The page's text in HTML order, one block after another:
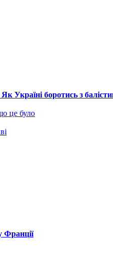
Україні боротись з
це було
Франції